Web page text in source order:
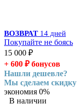
ВОЗВРАТ 14 дней
Покупайте не боясь
15 000 ₽
+ 600 ₽бонусов
Нашли дешевле?
Мы сделаем скидку
экономия 0%
В наличии